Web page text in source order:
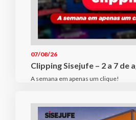
07/08/26
Clipping Sisejufe – 2 a 7 de
A semana em apenas um clique!